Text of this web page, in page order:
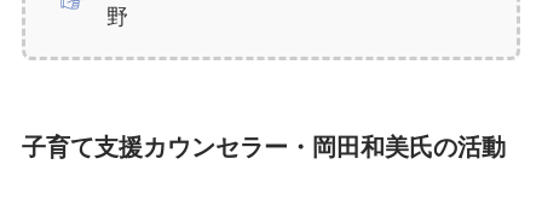
野
子育て支援カウンセラー・岡田和美氏の活動